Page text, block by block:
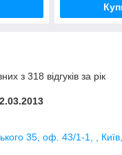
з 318 відгуків за рік
35, оф. 43/1-1, ,